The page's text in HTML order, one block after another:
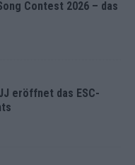
Contest 2026 – das
eröffnet das ESC-